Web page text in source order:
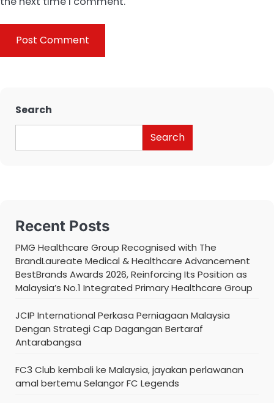
Search
Search
Recent Posts
PMG Healthcare Group Recognised with The
BrandLaureate Medical & Healthcare Advancement
BestBrands Awards 2026, Reinforcing Its Position as
Malaysia’s No.1 Integrated Primary Healthcare Group
JCIP International Perkasa Perniagaan Malaysia
Dengan Strategi Cap Dagangan Bertaraf
Antarabangsa
FC3 Club kembali ke Malaysia, jayakan perlawanan
amal bertemu Selangor FC Legends